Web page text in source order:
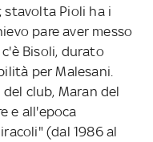
stavolta Pioli ha i
pare aver messo
Bisoli, durato
per Malesani.
club, Maran del
e all'epoca
(dal 1986 al